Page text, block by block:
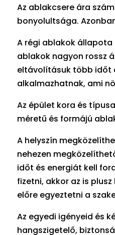
Az ablakcsere ára
bonyolultsága.
A régi ablakok
ablakok nagyon rossz
eltávolításuk több időt
alkalmazhatnak, ami
Az épület kora és
méretű és formájú
A helyszín
nehezen
időt és energiát kell
fizetni, akkor az is
előre egyeztetni a
Az egyedi igényeid és
hangszigetelő,